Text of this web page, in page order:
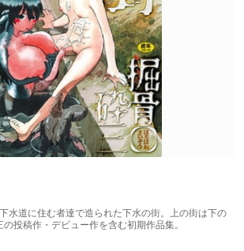
水道に住む者達で造られた下水の街。上の街は下の
投稿作・デビュー作を含む初期作品集。